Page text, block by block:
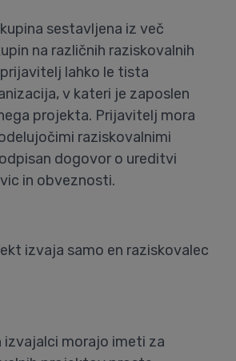
sestavljena iz več
na različnih raziskovalnih
lahko le tista
v kateri je zaposlen
projekta. Prijavitelj mora
raziskovalnimi
dogovor o ureditvi
in obveznosti.
izvaja samo en raziskovalec
morajo imeti za